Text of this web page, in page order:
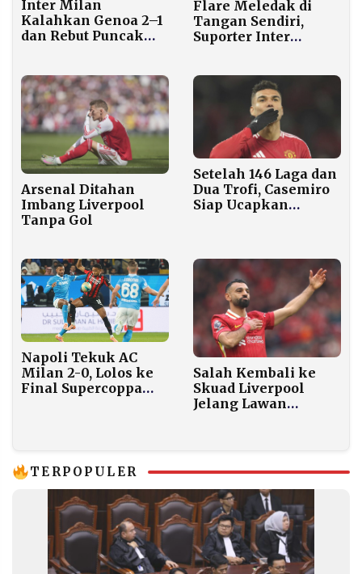
Inter Milan
Kalahkan Genoa 2–1
dan Rebut Puncak
Flare Meledak di
Tangan Sendiri,
Suporter Inter
Audero
Arsenal Ditahan
Imbang Liverpool
Tanpa Gol
Setelah 146 Laga dan
Dua Trofi, Casemiro
Siap Ucapkan
Napoli Tekuk AC
Milan 2-0, Lolos ke
Final Supercoppa
Salah Kembali ke
Skuad Liverpool
Jelang Lawan
TERPOPULER